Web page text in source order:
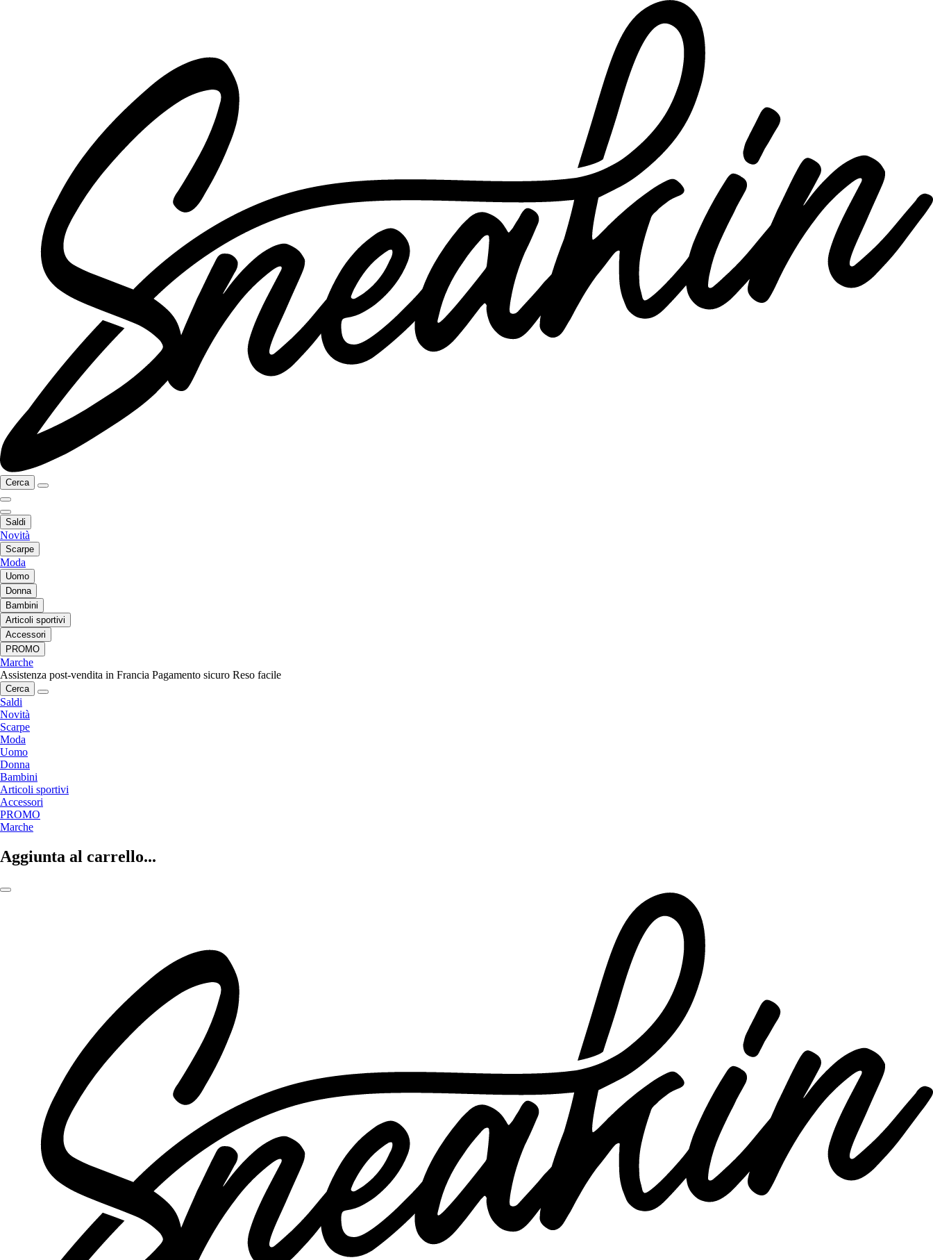
Cerca
Saldi
Novità
Scarpe
Moda
Uomo
Donna
Bambini
Articoli sportivi
Accessori
PROMO
Marche
Assistenza post-vendita in Francia Pagamento sicuro Reso facile
Cerca
Saldi
Novità
Scarpe
Moda
Uomo
Donna
Bambini
Articoli sportivi
Accessori
PROMO
Marche
Aggiunta al carrello...